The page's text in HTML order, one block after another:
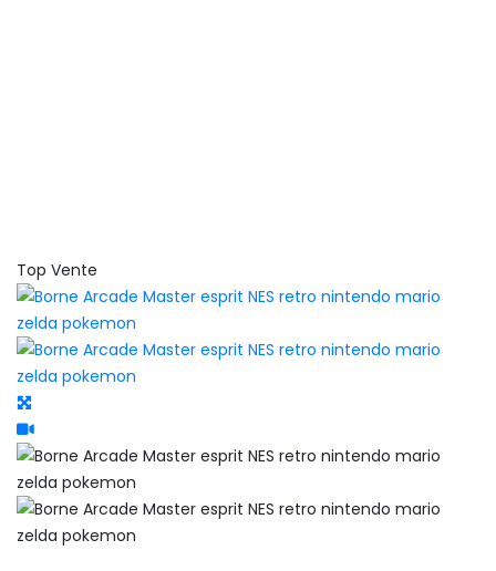
Top Vente